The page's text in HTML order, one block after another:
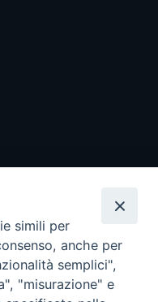
simili per
anche per
semplici",
"misurazione" e